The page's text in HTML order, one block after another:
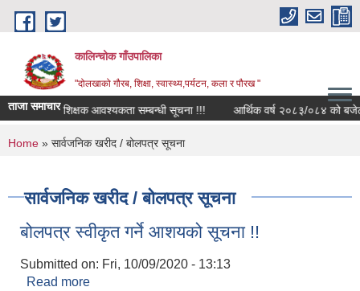
Skip to main content
कालिन्चोक गाँउपालिका
"दोलखाको गौरब, शिक्षा, स्वास्थ्य,पर्यटन, कला र पौरख "
ताजा समाचार
सेवा करारमा शिक्षक आवश्यकता सम्बन्धी सूचना !!! आर्थिक वर्ष २०८३/०८४ को बजेट
You are here
Home » सार्वजनिक खरीद / बोलपत्र सूचना
सार्वजनिक खरीद / बोलपत्र सूचना
बोलपत्र स्वीकृत गर्ने आशयको सूचना !!
Submitted on: Fri, 10/09/2020 - 13:13
Read more